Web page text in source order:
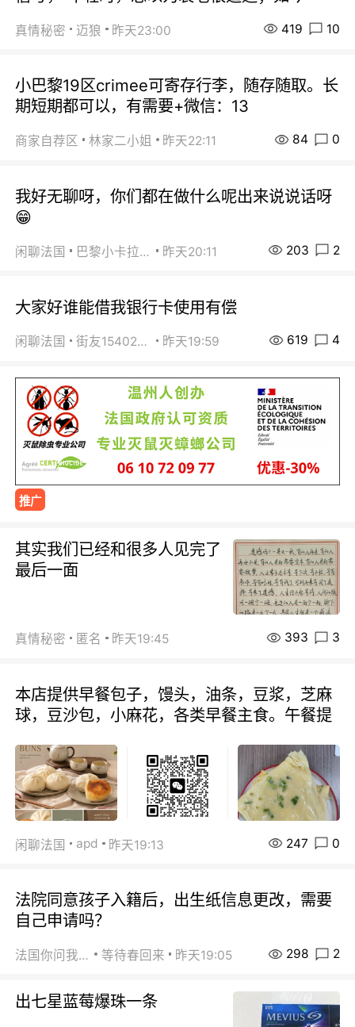
真情秘密 迈狼 昨天23:00 419 10
小巴黎19区crimee可寄存行李，随存随取。长
期短期都可以，有需要+微信：13
商家自荐区 林家二小姐 昨天22:11 84 0
我好无聊呀，你们都在做什么呢出来说说话呀
😁
闲聊法国 巴黎小卡拉咪 昨天20:11 203 2
大家好谁能借我银行卡使用有偿
闲聊法国 街友15402223 昨天19:59 619 4
推广
其实我们已经和很多人见完了
最后一面
真情秘密 匿名 昨天19:45 393 3
本店提供早餐包子，馒头，油条，豆浆，芝麻
球，豆沙包，小麻花，各类早餐主食。午餐提
闲聊法国 apd 昨天19:13 247 0
法院同意孩子入籍后，出生纸信息更改，需要
自己申请吗？
法国你问我答 等待春回来 昨天19:05 298 2
出七星蓝莓爆珠一条